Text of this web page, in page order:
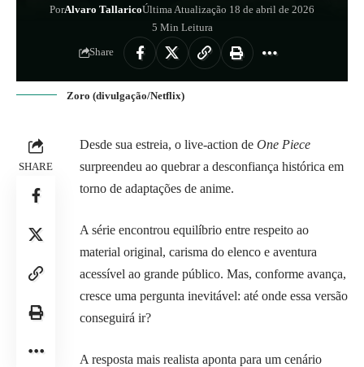
PorAlvaro TallaricoÚltima Atualização 18 de abril de 2026
5 Min Leitura
Share
Zoro (divulgação/Netflix)
SHARE
Desde sua estreia, o live-action de One Piece
surpreendeu ao quebrar a desconfiança histórica em
torno de adaptações de anime.
A série encontrou equilíbrio entre respeito ao
material original, carisma do elenco e aventura
acessível ao grande público. Mas, conforme avança,
cresce uma pergunta inevitável: até onde essa versão
conseguirá ir?
A resposta mais realista aponta para um cenário